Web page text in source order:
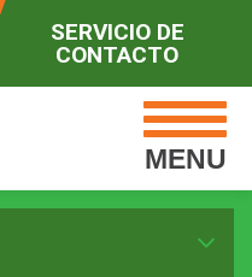
SERVICIO DE
CONTACTO
MENU